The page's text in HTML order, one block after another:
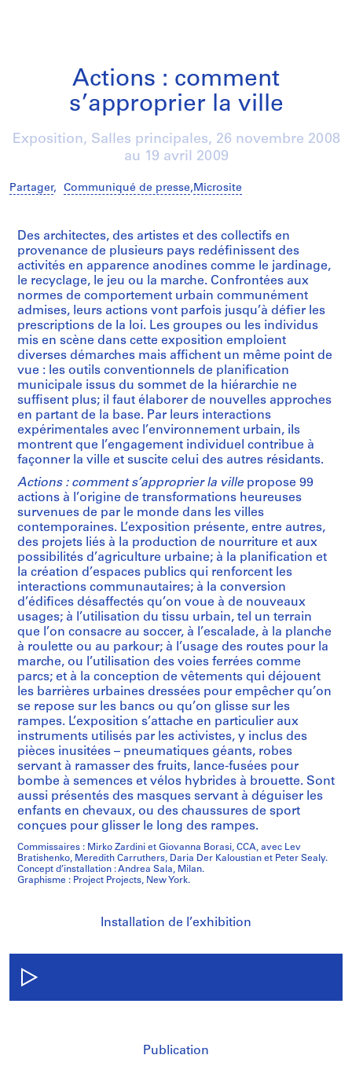
Actions : comment
s’approprier la ville
Exposition, Salles principales, 26 novembre 2008
au 19 avril 2009
Partager, Communiqué de presse,Microsite
/
Des architectes, des artistes et des collectifs en
provenance de plusieurs pays redéfinissent des
activités en apparence anodines comme le jardinage,
le recyclage, le jeu ou la marche. Confrontées aux
normes de comportement urbain communément
admises, leurs actions vont parfois jusqu’à défier les
prescriptions de la loi. Les groupes ou les individus
mis en scène dans cette exposition emploient
diverses démarches mais affichent un même point de
vue : les outils conventionnels de planification
municipale issus du sommet de la hiérarchie ne
suffisent plus; il faut élaborer de nouvelles approches
en partant de la base. Par leurs interactions
expérimentales avec l’environnement urbain, ils
montrent que l’engagement individuel contribue à
façonner la ville et suscite celui des autres résidants.
Actions : comment s’approprier la villepropose 99
actions à l’origine de transformations heureuses
survenues de par le monde dans les villes
contemporaines. L’exposition présente, entre autres,
des projets liés à la production de nourriture et aux
possibilités d’agriculture urbaine; à la planification et
la création d’espaces publics qui renforcent les
interactions communautaires; à la conversion
d’édifices désaffectés qu’on voue à de nouveaux
usages; à l’utilisation du tissu urbain, tel un terrain
que l’on consacre au soccer, à l’escalade, à la planche
à roulette ou au parkour; à l’usage des routes pour la
marche, ou l’utilisation des voies ferrées comme
parcs; et à la conception de vêtements qui déjouent
les barrières urbaines dressées pour empêcher qu’on
se repose sur les bancs ou qu’on glisse sur les
rampes. L’exposition s’attache en particulier aux
instruments utilisés par les activistes, y inclus des
pièces inusitées – pneumatiques géants, robes
servant à ramasser des fruits, lance-fusées pour
bombe à semences et vélos hybrides à brouette. Sont
aussi présentés des masques servant à déguiser les
enfants en chevaux, ou des chaussures de sport
conçues pour glisser le long des rampes.
Commissaires : Mirko Zardini et Giovanna Borasi, CCA, avec Lev
Bratishenko, Meredith Carruthers, Daria Der Kaloustian et Peter Sealy.
Concept d’installation : Andrea Sala, Milan.
Graphisme : Project Projects, New York.
/
Installation de l’exhibition
Publication